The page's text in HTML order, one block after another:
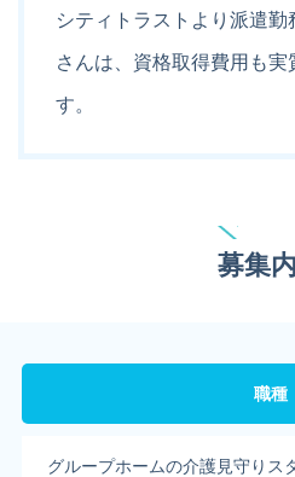
シティトラストより派遣
さんは、資格取得費用も
す。
募集
職種
グループホームの介護見守りス